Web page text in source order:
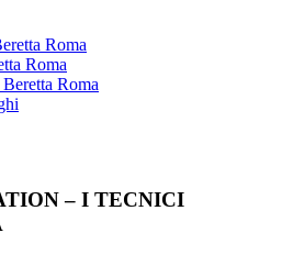
Roma
Roma
Roma
– I TECNICI